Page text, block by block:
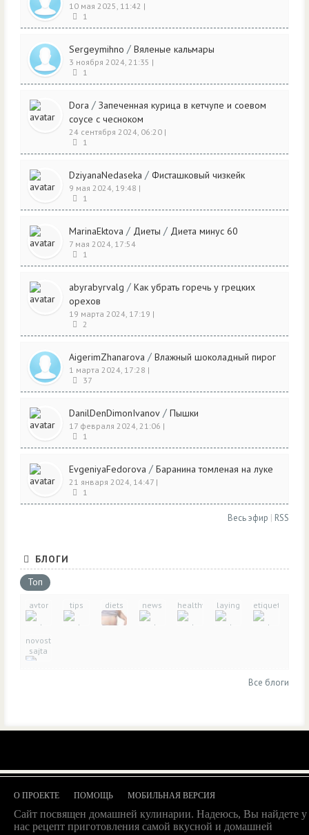
10 мая 2025, 11:42 |
1
Sergeymihno / Вяленые кальмары
3 ноября 2024, 21:35 |
1
Dora / Запеченная курица в кетчупе и соевом
соусе с чесноком
24 сентября 2024, 06:20 |
1
DziyanaNedaseka / Фисташковый чизкейк
9 мая 2024, 19:48 |
1
MarinaEktova / Диеты / Диета минус 60
7 мая 2024, 17:54
1
abyrabyrvalg / Как убрать горечь у грецких
орехов
19 марта 2024, 17:19 |
2
AigerimZhanarova / Влажный шоколадный пирог
1 марта 2024, 17:28 |
37
DanilDenDimonIvanov / Пышки
17 февраля 2024, 21:06 |
1
EvgeniyaFedorova / Баранина томленая на луке
21 января 2024, 14:47 |
1
Весь эфир | RSS
БЛОГИ
Топ
avtor tips diets news healthy_eating
laying etiquette
novosti-
sajta
Все блоги
О ПРОЕКТЕ ПОМОЩЬ МОБИЛЬНАЯ ВЕРСИЯ
Сайт посвящен домашней кулинарии. Надеюсь, Вы найдете у
нас рецепт приготовления самой вкусной и домашней